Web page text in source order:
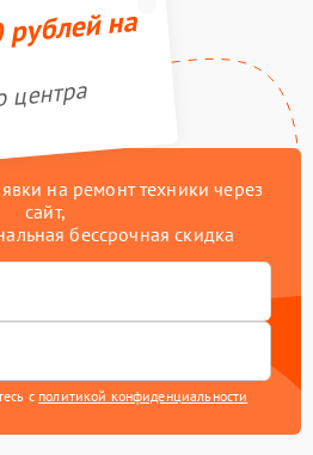
на
центра
на ремонт техники через
сайт,
бессрочная скидка
с политикой конфиденциальности